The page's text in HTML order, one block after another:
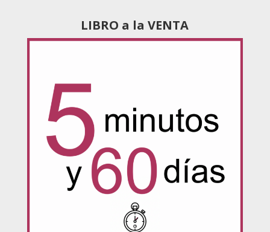
LIBRO a la VENTA